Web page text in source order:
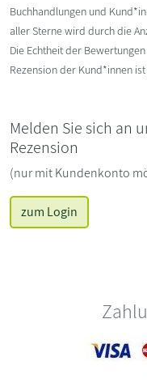
Buchhandlungen und
aller Sterne wird durch die
Die Echtheit der
Rezension der Kund*innen
Melden Sie sich an
Rezension
(nur mit Kundenkonto
zum Login